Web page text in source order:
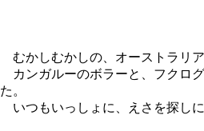
むかしむかしの、オーストラリア
カンガルーのボラーと、フクロ
た。
いつもいっしょに、えさを探しに